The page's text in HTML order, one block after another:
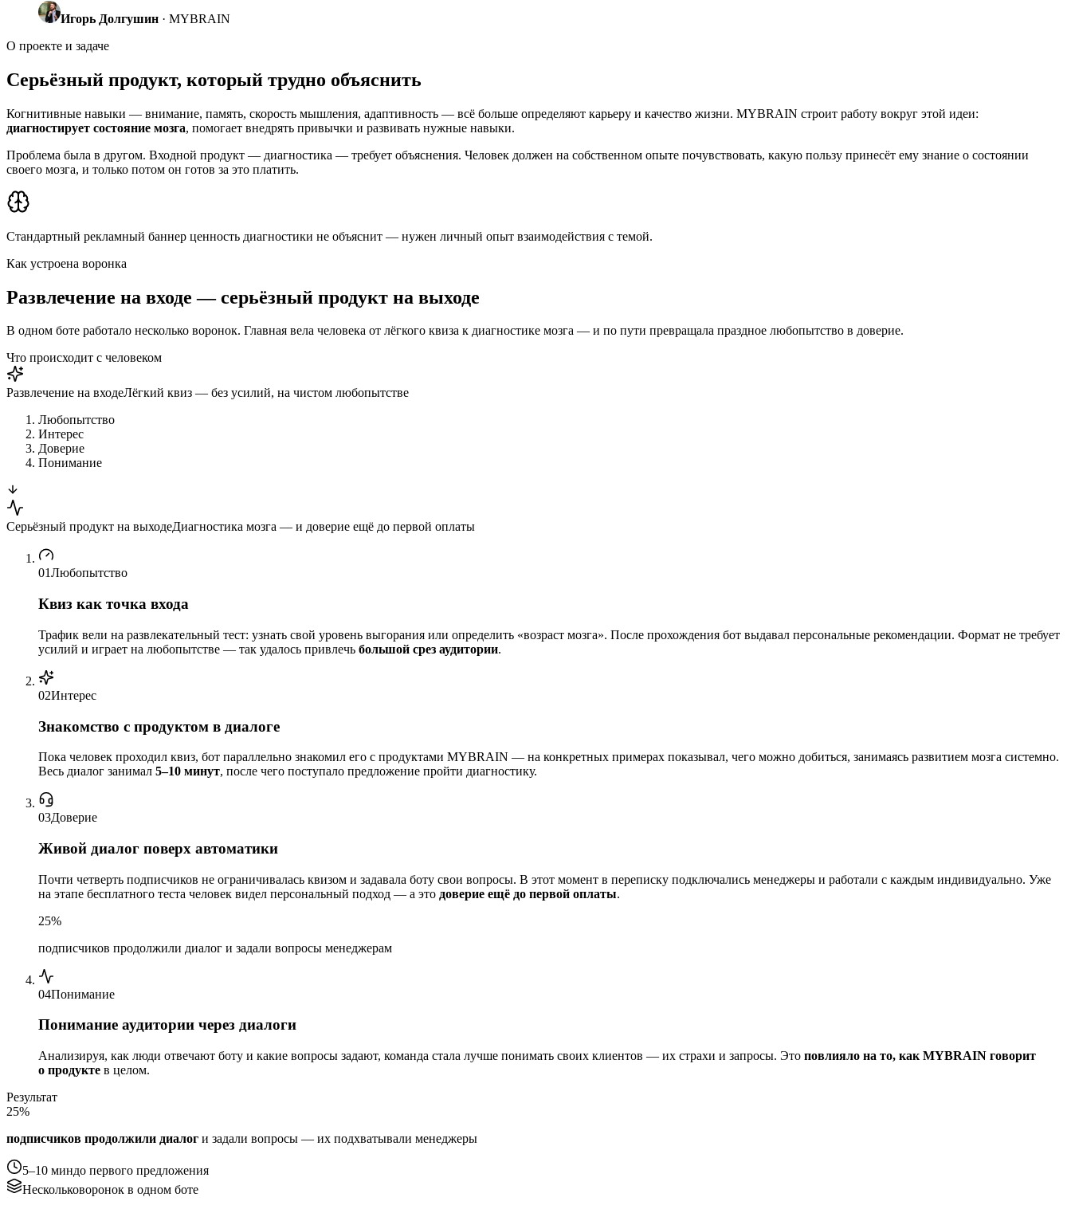
Игорь Долгушин · MYBRAIN
О проекте и задаче
Серьёзный продукт, который трудно объяснить
Когнитивные навыки — внимание, память, скорость мышления, адаптивность — всё больше определяют карьеру и качество жизни. MYBRAIN строит работу вокруг этой идеи:
диагностирует состояние мозга, помогает внедрять привычки и развивать нужные навыки.
Проблема была в другом. Входной продукт — диагностика — требует объяснения. Человек должен на собственном опыте почувствовать, какую пользу принесёт ему знание о состоянии
своего мозга, и только потом он готов за это платить.
Стандартный рекламный баннер ценность диагностики не объяснит — нужен личный опыт взаимодействия с темой.
Как устроена воронка
Развлечение на входе —серьёзный продукт на выходе
В одном боте работало несколько воронок. Главная вела человека от лёгкого квиза к диагностике мозга — и по пути превращала праздное любопытство в доверие.
Что происходит с человеком
Развлечение на входеЛёгкий квиз — без усилий, на чистом любопытстве
Любопытство
Интерес
Доверие
Понимание
Серьёзный продукт на выходеДиагностика мозга — и доверие ещё до первой оплаты
01Любопытство
Квиз как точка входа
Трафик вели на развлекательный тест: узнать свой уровень выгорания или определить «возраст мозга». После прохождения бот выдавал персональные рекомендации. Формат не требует
усилий и играет на любопытстве — так удалось привлечь большой срез аудитории.
02Интерес
Знакомство с продуктом в диалоге
Пока человек проходил квиз, бот параллельно знакомил его с продуктами MYBRAIN — на конкретных примерах показывал, чего можно добиться, занимаясь развитием мозга системно.
Весь диалог занимал 5–10 минут, после чего поступало предложение пройти диагностику.
03Доверие
Живой диалог поверх автоматики
Почти четверть подписчиков не ограничивалась квизом и задавала боту свои вопросы. В этот момент в переписку подключались менеджеры и работали с каждым индивидуально. Уже
на этапе бесплатного теста человек видел персональный подход — а это доверие ещё до первой оплаты.
25%
подписчиков продолжили диалог и задали вопросы менеджерам
04Понимание
Понимание аудитории через диалоги
Анализируя, как люди отвечают боту и какие вопросы задают, команда стала лучше понимать своих клиентов — их страхи и запросы. Это повлияло на то, как MYBRAIN говорит
о продукте в целом.
Результат
25%
подписчиков продолжили диалог и задали вопросы — их подхватывали менеджеры
5–10 миндо первого предложения
Нескольковоронок в одном боте